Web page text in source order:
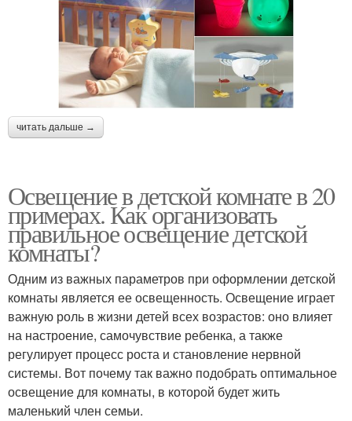
читать дальше →
Освещение в детской комнате в 20
примерах. Как организовать
правильное освещение детской
комнаты?
Одним из важных параметров при оформлении детской
комнаты является ее освещенность. Освещение играет
важную роль в жизни детей всех возрастов: оно влияет
на настроение, самочувствие ребенка, а также
регулирует процесс роста и становление нервной
системы. Вот почему так важно подобрать оптимальное
освещение для комнаты, в которой будет жить
маленький член семьи.